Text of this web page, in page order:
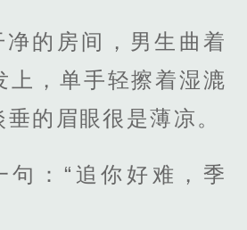
净的房间，男生曲着
上，单手轻擦着湿漉
的眉眼很是薄凉。
句：“追你好难，季